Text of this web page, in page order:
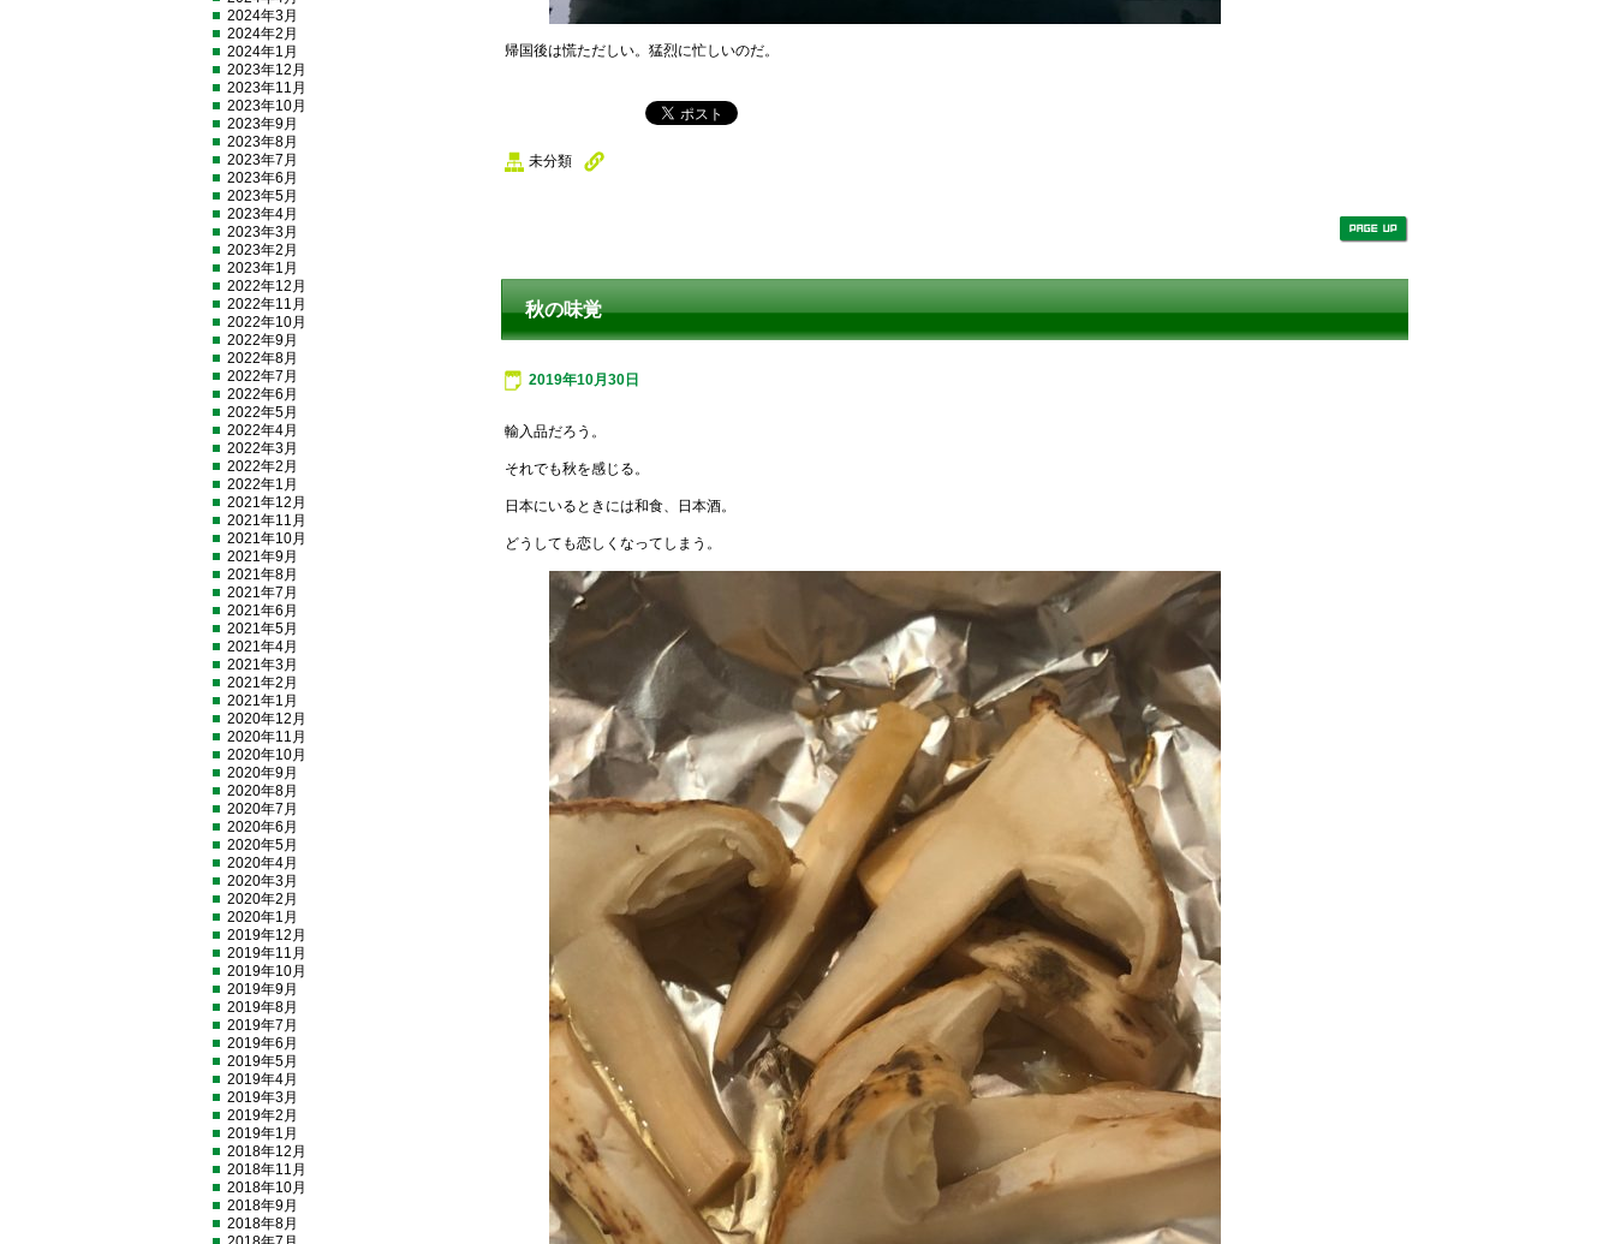
帰国後は慌ただしい。猛烈に忙しいのだ。
未分類
秋の味覚
2019年10月30日
輸入品だろう。
それでも秋を感じる。
日本にいるときには和食、日本酒。
どうしても恋しくなってしまう。
2024年3月
2024年2月
2024年1月
2023年12月
2023年11月
2023年10月
2023年9月
2023年8月
2023年7月
2023年6月
2023年5月
2023年4月
2023年3月
2023年2月
2023年1月
2022年12月
2022年11月
2022年10月
2022年9月
2022年8月
2022年7月
2022年6月
2022年5月
2022年4月
2022年3月
2022年2月
2022年1月
2021年12月
2021年11月
2021年10月
2021年9月
2021年8月
2021年7月
2021年6月
2021年5月
2021年4月
2021年3月
2021年2月
2021年1月
2020年12月
2020年11月
2020年10月
2020年9月
2020年8月
2020年7月
2020年6月
2020年5月
2020年4月
2020年3月
2020年2月
2020年1月
2019年12月
2019年11月
2019年10月
2019年9月
2019年8月
2019年7月
2019年6月
2019年5月
2019年4月
2019年3月
2019年2月
2019年1月
2018年12月
2018年11月
2018年10月
2018年9月
2018年8月